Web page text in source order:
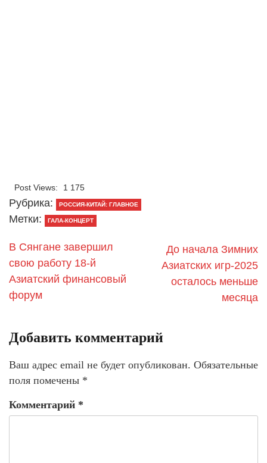
Post Views: 1 175
Рубрика: РОССИЯ-КИТАЙ: ГЛАВНОЕ
Метки: ГАЛА-КОНЦЕРТ
В Сянгане завершил
свою работу 18-й
Азиатский финансовый
форум
До начала Зимних
Азиатских игр-2025
осталось меньше
месяца
Добавить комментарий
Ваш адрес email не будет опубликован. Обязательные
поля помечены *
Комментарий *